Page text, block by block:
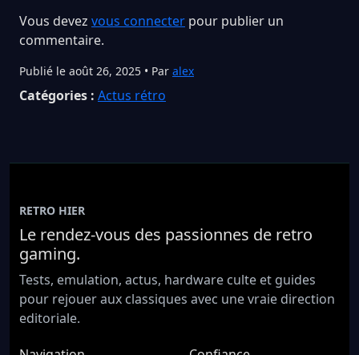
Vous devez vous connecter pour publier un
commentaire.
Publié le août 26, 2025 • Par alex
Catégories : Actus rétro
RETRO HIER
Le rendez-vous des passionnes de retro
gaming.
Tests, emulation, actus, hardware culte et guides
pour rejouer aux classiques avec une vraie direction
editoriale.